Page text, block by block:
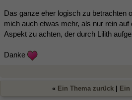
Das ganze eher logisch zu betrachten
mich auch etwas mehr, als nur rein
Aspekt zu achten, der durch Lilith
Danke
« Ein Thema zurück | Ein